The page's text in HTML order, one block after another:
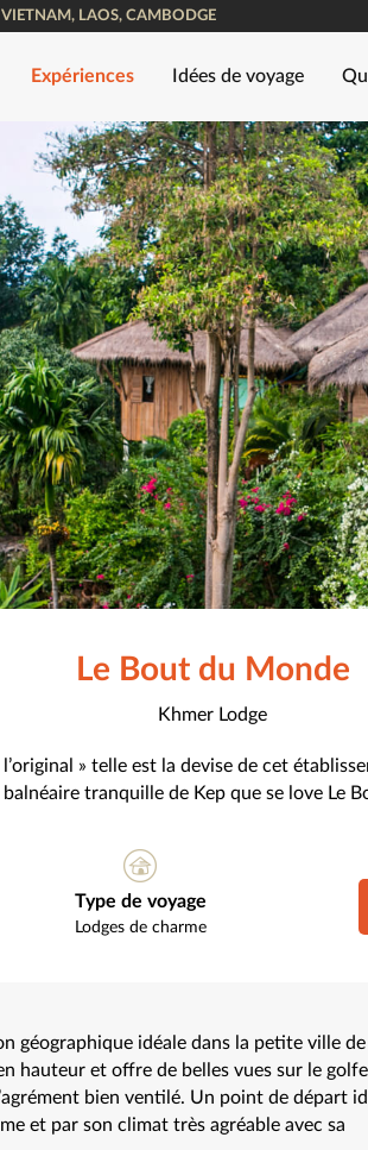
VIETNAM, LAOS, CAMBODGE
Expériences Idées de voyage
Le Bout du Monde
Khmer Lodge
» telle est la devise de cet
tranquille de Kep que se love Le
Type de voyage
Lodges de charme
géographique idéale dans la petite ville de
hauteur et offre de belles vues sur le
bien ventilé. Un point de départ
et par son climat très agréable avec sa